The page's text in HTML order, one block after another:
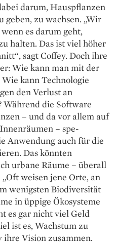
darum, Hauspflanzen
geben, zu wachsen. „Wir
es darum geht,
halten. Das ist viel höher
sagt Coffey. Doch ihre
Wie kann man mit der
kann Technologie
den Verlust an
die Software
– und da vor allem auf
– spe­
An­wendung auch für die
Das könnten
urbane Räume – überall
weisen jene Orte, an
wenigsten Biodiversität
in üppige Ökosysteme
es gar nicht viel Geld
ist es, Wachstum zu
ihre Vision zusammen.